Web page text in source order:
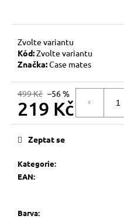
Zvolte variantu
Kód:Zvolte variantu
Značka:Case mates
499 Kč –56 %
219 Kč
Měrná
Kategorie:
EAN:
Barva:
Zeptat se